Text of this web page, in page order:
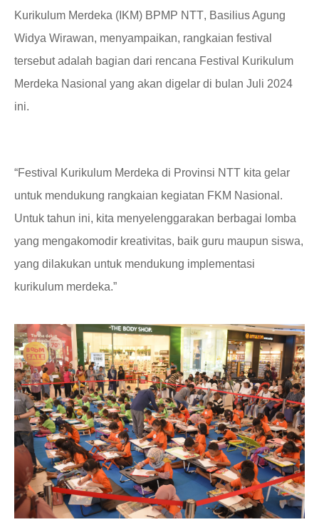
Kurikulum Merdeka (IKM) BPMP NTT, Basilius Agung
Widya Wirawan, menyampaikan, rangkaian festival
tersebutadalah bagian dari rencana Festival Kurikulum
Merdeka Nasional yang akan digelar di bulan Juli 2024
ini.
“Festival Kurikulum Merdeka di Provinsi NTT kita gelar
untuk mendukung rangkaian kegiatan FKM Nasional.
Untuk tahun ini, kita menyelenggarakan berbagai lomba
yang mengakomodir kreativitas, baik guru maupun siswa,
yang dilakukan untuk mendukung implementasi
kurikulum merdeka.”